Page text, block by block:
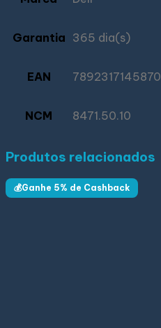
Garantia 365 dia(s)
EAN 7892317145870
NCM 8471.50.10
Produtos relacionados
💰Ganhe 5% de Cashback